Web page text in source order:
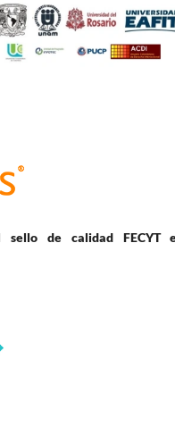
sello de calidad FECYT